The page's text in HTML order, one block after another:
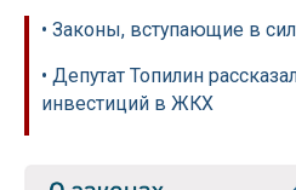
• Законы, вступающие в
• Депутат Топилин
инвестиций в ЖКХ